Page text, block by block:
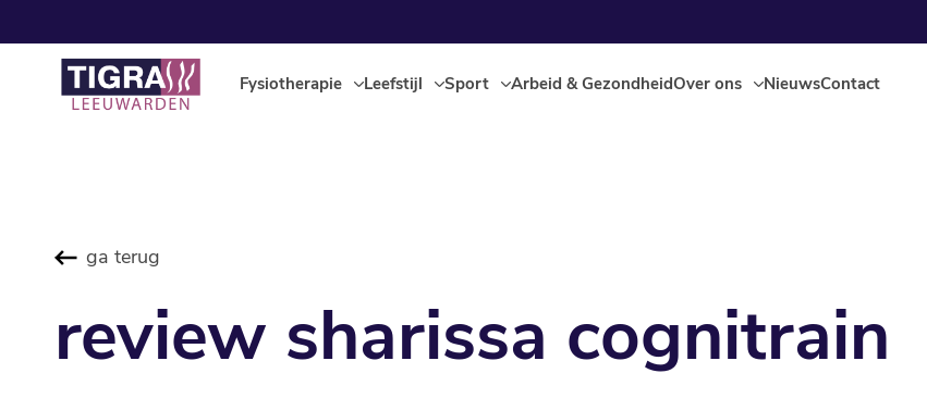
Fysiotherapie Leefstijl Sport Arbeid & GezondheidOver ons NieuwsContact
ga terug
review sharissa cognitrain